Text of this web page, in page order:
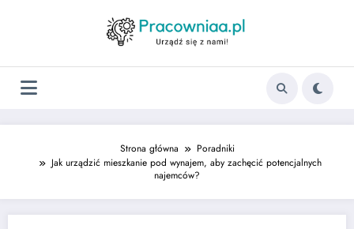
Strona główna
Poradniki
Jak urządzić mieszkanie pod wynajem, aby zachęcić potencjalnych
najemców?